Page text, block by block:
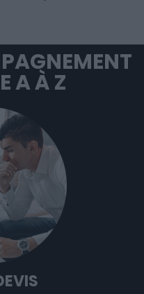
A À Z